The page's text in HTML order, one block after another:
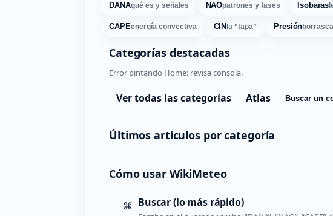
DANAqué es y señales NAOpatrones y fases Isobaras
CAPEenergía convectiva CIN la “tapa” Presión
Categorías destacadas
Error pintando Home: revisa consola.
Ver todas las categorías Atlas Buscar un
Últimos artículos por categoría
Cómo usar WikiMeteo
⌘ Buscar (lo más rápido)